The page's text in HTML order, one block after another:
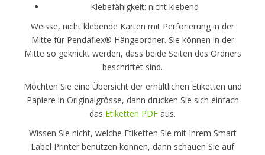
Klebefähigkeit: nicht klebend
Weisse, nicht klebende Karten mit Perforierung in der
Mitte für Pendaflex® Hängeordner. Sie können in der
Mitte so geknickt werden, dass beide Seiten des Ordners
beschriftet sind.
Möchten Sie eine Übersicht der erhältlichen Etiketten und
Papiere in Originalgrösse, dann drucken Sie sich einfach
das Etiketten PDF aus.
Wissen Sie nicht, welche Etiketten Sie mit Ihrem Smart
Label Printer benutzen können, dann schauen Sie auf